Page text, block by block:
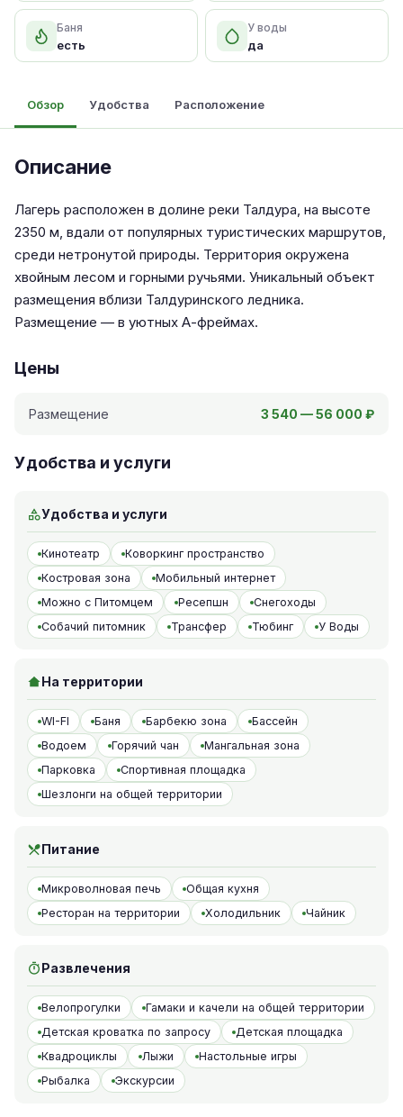
Баня
есть
У воды
да
Обзор Удобства Расположение
Описание
Лагерь расположен в долине реки Талдура, на высоте
2350 м, вдали от популярных туристических маршрутов,
среди нетронутой природы. Территория окружена
хвойным лесом и горными ручьями. Уникальный объект
размещения вблизи Талдуринского ледника.
Размещение — в уютных А-фреймах.
Цены
Размещение 3 540 — 56 000 ₽
Удобства и услуги
Удобства и услуги
Кинотеатр
Коворкинг пространство
Костровая зона
Мобильный интернет
Можно с Питомцем
Ресепшн
Снегоходы
Собачий питомник
Трансфер Тюбинг У Воды
На территории
WI-FI Баня Барбекю зона
Бассейн
Водоем
Горячий чан
Мангальная зона
Парковка
Спортивная площадка
Шезлонги на общей территории
Питание
Микроволновая печь
Общая кухня
Ресторан на территории
Холодильник Чайник
Развлечения
Велопрогулки
Гамаки и качели на общей территории
Детская кроватка по запросу
Детская площадка
Квадроциклы
Лыжи
Настольные игры
Рыбалка
Экскурсии